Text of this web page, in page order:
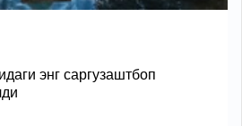
энг саргузаштбоп